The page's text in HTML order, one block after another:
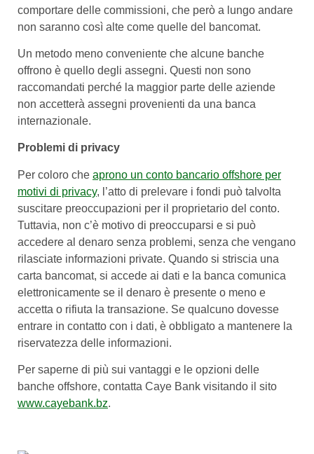
comportare delle commissioni, che però a lungo andare
non saranno così alte come quelle del bancomat.
Un metodo meno conveniente che alcune banche
offrono è quello degli assegni. Questi non sono
raccomandati perché la maggior parte delle aziende
non accetterà assegni provenienti da una banca
internazionale.
Problemi di privacy
Per coloro che aprono un conto bancario offshore per
motivi di privacy, l’atto di prelevare i fondi può talvolta
suscitare preoccupazioni per il proprietario del conto.
Tuttavia, non c’è motivo di preoccuparsi e si può
accedere al denaro senza problemi, senza che vengano
rilasciate informazioni private. Quando si striscia una
carta bancomat, si accede ai dati e la banca comunica
elettronicamente se il denaro è presente o meno e
accetta o rifiuta la transazione. Se qualcuno dovesse
entrare in contatto con i dati, è obbligato a mantenere la
riservatezza delle informazioni.
Per saperne di più sui vantaggi e le opzioni delle
banche offshore, contatta Caye Bank visitando il sito
www.cayebank.bz.